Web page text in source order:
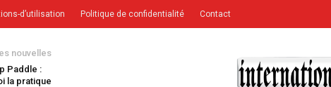
nouvelles
Paddle :
la pratique
d’utilisation Politique de confidentialité Contact